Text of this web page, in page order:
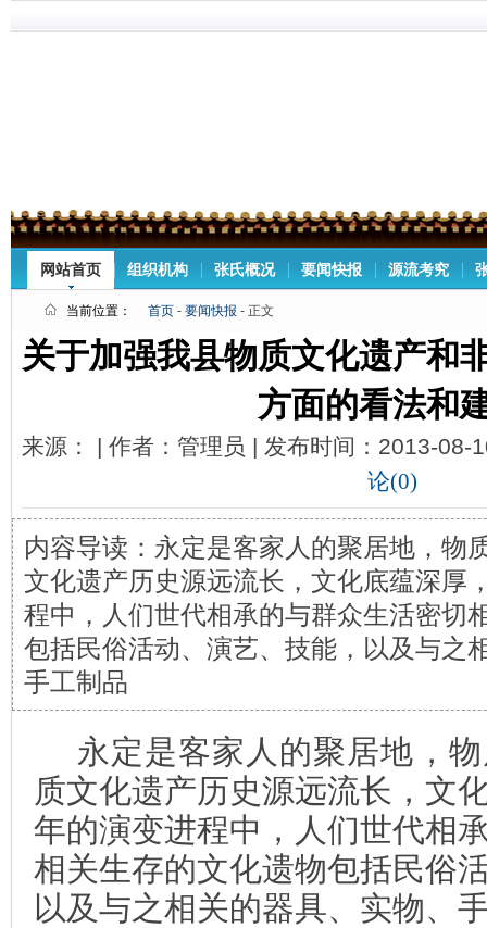
网站首页 组织机构 张氏概况 要闻快报 源流考究
当前位置： 首页 - 要闻快报 - 正文
关于加强我县物质文化遗产和
方面的看法和
来源： | 作者：管理员 | 发布时间：2013-08-
论(0)
内容导读：永定是客家人的聚居地，物
文化遗产历史源远流长，文化底蕴深厚
程中，人们世代相承的与群众生活密切
包括民俗活动、演艺、技能，以及与之
手工制品
永定是客家人的聚居地，
质文化遗产历史源远流长，文
年的演变进程中，人们世代相
相关生存的文化遗物包括民俗
以及与之相关的器具、实物、